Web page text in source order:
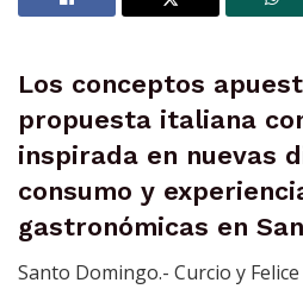
Los conceptos
propuesta italiana
inspirada en nuevas
consumo y
gastronómicas en
Santo Domingo.- Curcio y